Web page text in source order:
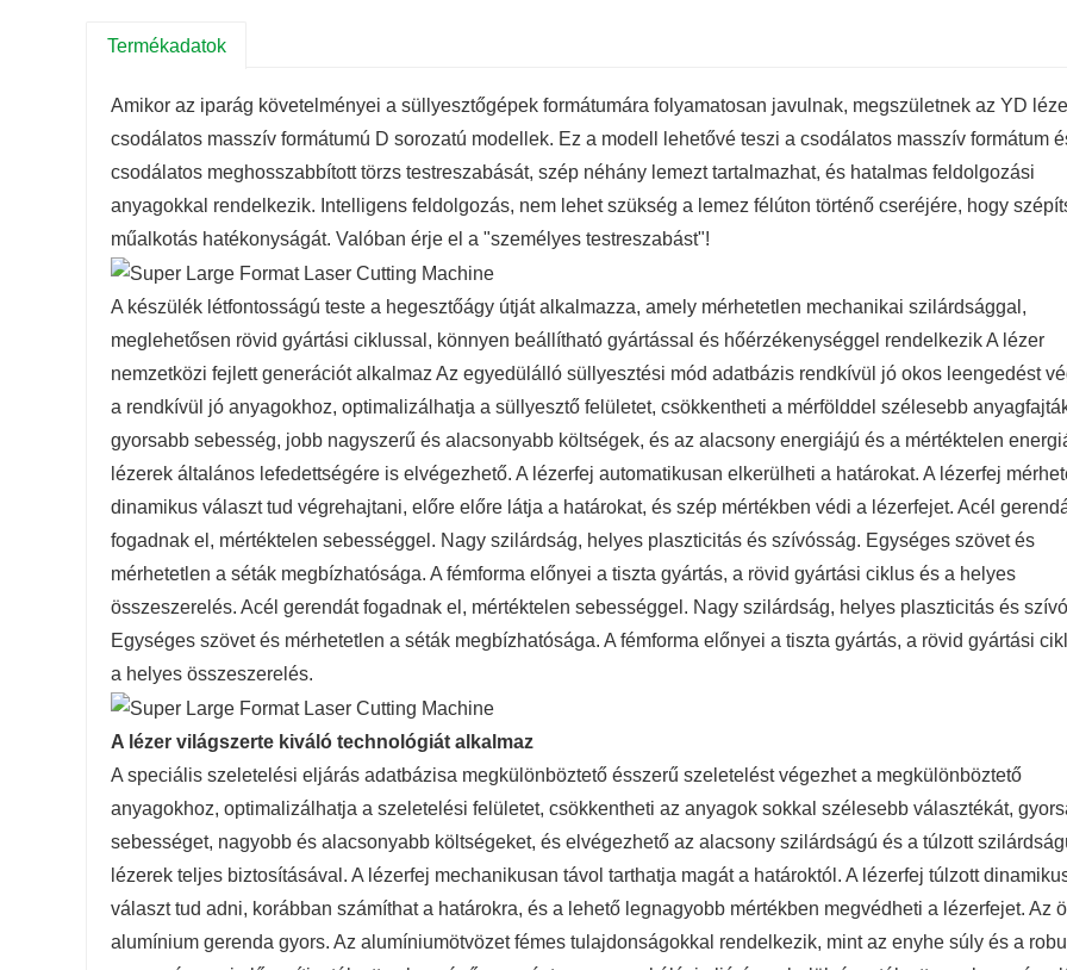
Termékadatok
Amikor az iparág követelményei a süllyesztőgépek formátumára folyamatosan javulnak, megszületnek az YD
csodálatos masszív formátumú D sorozatú modellek. Ez a modell lehetővé teszi a csodálatos masszív formátum
csodálatos meghosszabbított törzs testreszabását, szép néhány lemezt tartalmazhat, és hatalmas feldolgozási
anyagokkal rendelkezik. Intelligens feldolgozás, nem lehet szükség a lemez félúton történő cseréjére, hogy
műalkotás hatékonyságát. Valóban érje el a "személyes testreszabást"!
A készülék létfontosságú teste a hegesztőágy útját alkalmazza, amely mérhetetlen mechanikai szilárdsággal,
meglehetősen rövid gyártási ciklussal, könnyen beállítható gyártással és hőérzékenységgel rendelkezik A lézer
nemzetközi fejlett generációt alkalmaz Az egyedülálló süllyesztési mód adatbázis rendkívül jó okos leengedést
a rendkívül jó anyagokhoz, optimalizálhatja a süllyesztő felületet, csökkentheti a mérfölddel szélesebb
gyorsabb sebesség, jobb nagyszerű és alacsonyabb költségek, és az alacsony energiájú és a mértéktelen
lézerek általános lefedettségére is elvégezhető. A lézerfej automatikusan elkerülheti a határokat. A lézerfej
dinamikus választ tud végrehajtani, előre előre látja a határokat, és szép mértékben védi a lézerfejet. Acél
fogadnak el, mértéktelen sebességgel. Nagy szilárdság, helyes plaszticitás és szívósság. Egységes szövet és
mérhetetlen a séták megbízhatósága. A fémforma előnyei a tiszta gyártás, a rövid gyártási ciklus és a helyes
összeszerelés. Acél gerendát fogadnak el, mértéktelen sebességgel. Nagy szilárdság, helyes plaszticitás és
Egységes szövet és mérhetetlen a séták megbízhatósága. A fémforma előnyei a tiszta gyártás, a rövid gyártási
a helyes összeszerelés.
A lézer világszerte kiváló technológiát alkalmaz
A speciális szeletelési eljárás adatbázisa megkülönböztető ésszerű szeletelést végezhet a megkülönböztető
anyagokhoz, optimalizálhatja a szeletelési felületet, csökkentheti az anyagok sokkal szélesebb választékát,
sebességet, nagyobb és alacsonyabb költségeket, és elvégezhető az alacsony szilárdságú és a túlzott
lézerek teljes biztosításával. A lézerfej mechanikusan távol tarthatja magát a határoktól. A lézerfej túlzott
választ tud adni, korábban számíthat a határokra, és a lehető legnagyobb mértékben megvédheti a lézerfejet. Az
alumínium gerenda gyors. Az alumíniumötvözet fémes tulajdonságokkal rendelkezik, mint az enyhe súly és a